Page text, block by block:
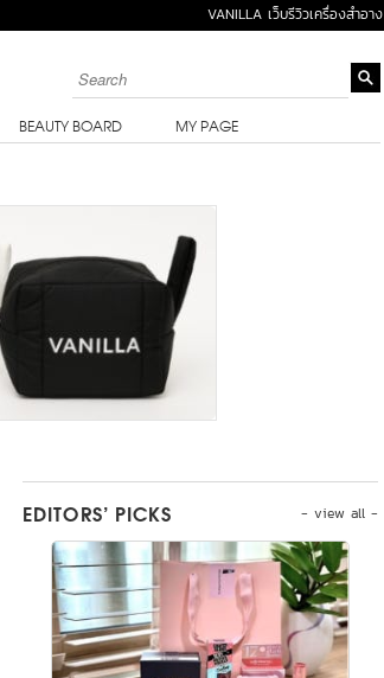
VANILLA เว็บรีวิวเครื่องสำอาง
BEAUTY BOARD MY PAGE
- view all -
EDITORS’ PICKS